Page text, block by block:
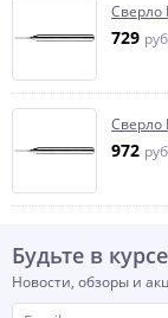
Сверло
729
Сверло
972
Будьте в
Новости, обзоры и